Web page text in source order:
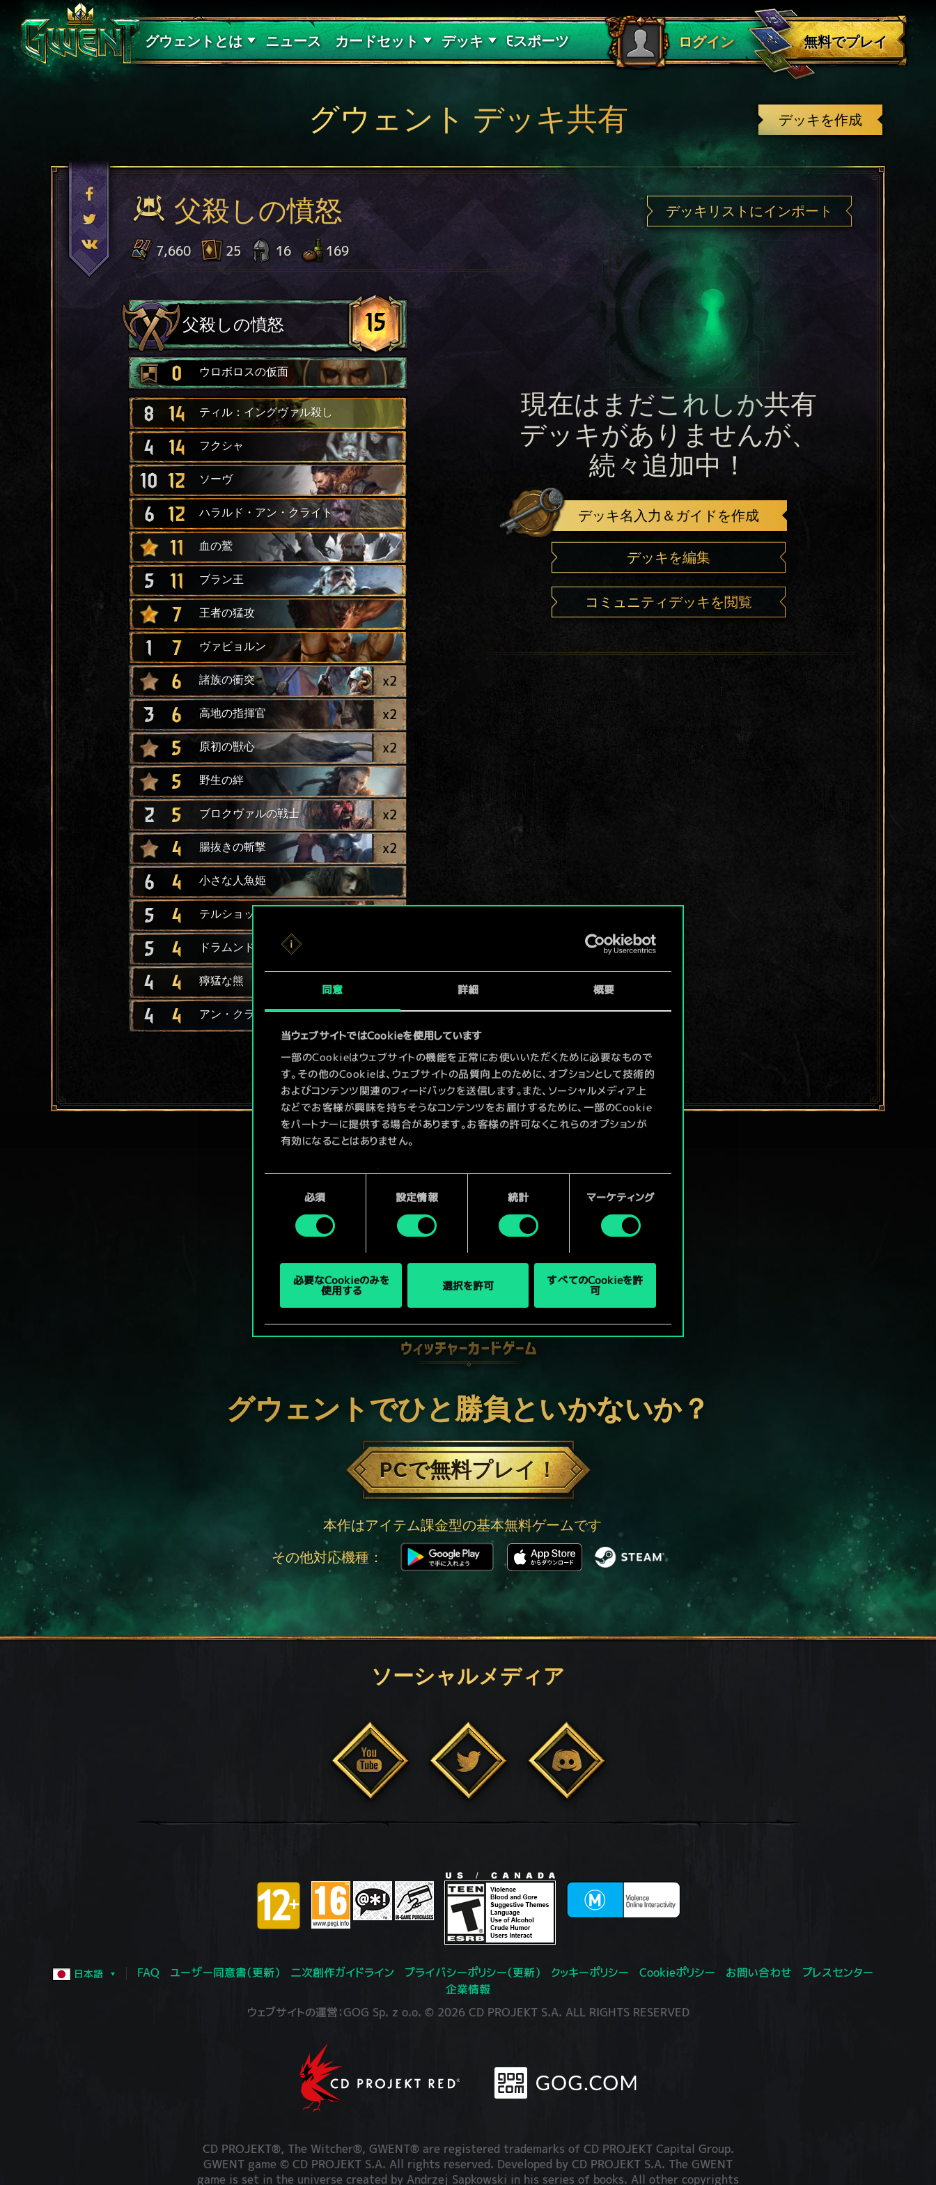
同意 詳細 概要
当ウェブサイトではCookieを使用しています
一部のCookieはウェブサイトの機能を正常にお使いいただくために必要なもので
す。その他のCookieは、ウェブサイトの品質向上のために、オプションとして技術的
およびコンテンツ関連のフィードバックを送信します。また、ソーシャルメディア上
などでお客様が興味を持ちそうなコンテンツをお届けするために、一部のCookie
をパートナーに提供する場合があります。お客様の許可なくこれらのオプションが
有効になることはありません。
Cookieの使用およびパフォーマンスの変更点に関する詳細は、下記の「設定」メニ
ューでご確認ください。
必須 設定情報 統計 マーケティング
必要なCookieのみを
使用する 選択を許可 すべてのCookieを許
可
グウェントとは
サポート
ニュース カードセット
紅き血の呪縛
デッキ
デッキガイド
Eスポーツ ログイン
ログアウト
無料でプレイ
デッキを作成
グウェント デッキ共有
父殺しの憤怒 デッキリストにインポート
7,660 25 16 169
父殺しの憤怒 15
0 ウロボロスの仮面
8 14 ティル：イングヴァル殺し
4 14 フクシャ
10 12 ソーヴ
6 12 ハラルド・アン・クライト
11 血の鷲
5 11 ブラン王
7 王者の猛攻
1 7 ヴァビョルン
6 諸族の衝突 x2
3 6 高地の指揮官 x2
5 原初の獣心 x2
5 野生の絆
2 5 ブロクヴァルの戦士 x2
4 腸抜きの斬撃 x2
6 4 小さな人魚姫
5 4 テルショックの侵略者
5 4 ドラムンドの狂戦士
4 4 獰猛な熊
4 4 アン・クライトの戦士
現在はまだこれしか共有
デッキがありませんが、
続々追加中！
デッキ名入力＆ガイドを作成
デッキを編集
コミュニティデッキを閲覧
グウェントでひと勝負といかないか？
PCで無料プレイ！
本作はアイテム課金型の基本無料ゲームです
その他対応機種：
ソーシャルメディア
日本語 FAQ ユーザー同意書（更新） 二次創作ガイドライン プライバシーポリシー（更新） クッキーポリシー Cookieポリシー お問い合わせ
プレスセンター
企業情報
ウェブサイトの運営：GOG Sp. z o.o. © 2026 CD PROJEKT S.A. ALL RIGHTS RESERVED
CD PROJEKT®, The Witcher®, GWENT® are registered trademarks of CD PROJEKT Capital Group.
GWENT game © CD PROJEKT S.A. All rights reserved. Developed by CD PROJEKT S.A. The GWENT
game is set in the universe created by Andrzej Sapkowski in his series of books. All other copyrights